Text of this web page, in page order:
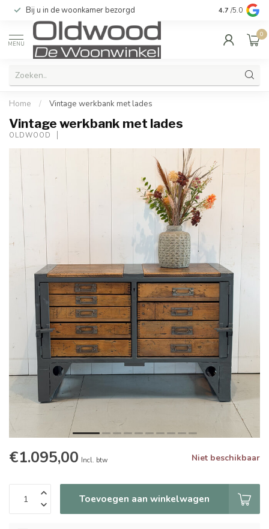
Bij u in de woonkamer bezorgd Kwaliteit &
4.7 /5.0
MENU
0
Home / Vintage werkbank met lades
Vintage werkbank met lades
OLDWOOD
€1.095,00 Incl. btw Niet beschikbaar
Toevoegen aan winkelwagen